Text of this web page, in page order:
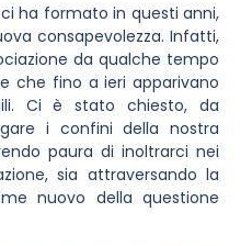
ci ha formato in questi anni,
consapevolezza. Infatti,
da qualche tempo
che fino a ieri apparivano
Ci è stato chiesto, da
i confini della nostra
paura di inoltrarci nei
sia attraversando la
nuovo della questione